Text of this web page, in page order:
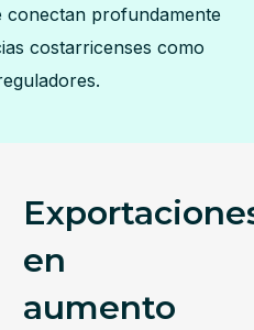
conectan profundamente
costarricenses como
en
aumento